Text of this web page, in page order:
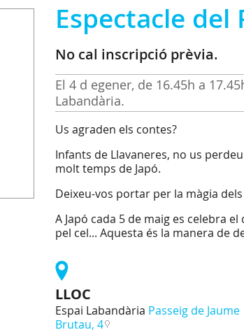
Espectacle del
No cal inscripció prèvia.
El 4 d egener, de 16.45h a
Labandària.
Us agraden els contes?
Infants de Llavaneres, no us
molt temps de Japó.
Deixeu-vos portar per la màgia
A Japó cada 5 de maig es celebra
pel cel... Aquesta és la manera de
LLOC
Espai Labandària Passeig de Jaume
Brutau, 4